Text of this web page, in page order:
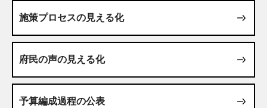
施策プロセスの見える化
府民の声の見える化
予算編成過程の公表